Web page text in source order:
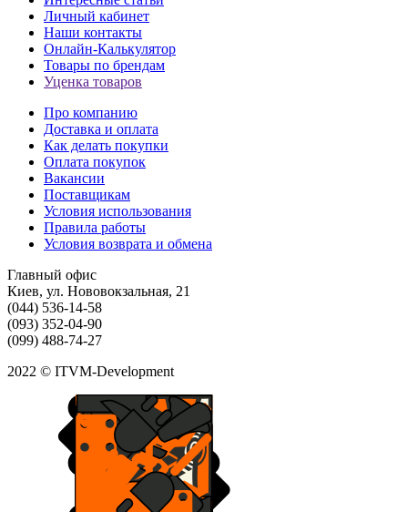
Личный кабинет
Наши контакты
Онлайн-Калькулятор
Товары по брендам
Уценка товаров
Про компанию
Доставка и оплата
Как делать покупки
Оплата покупок
Вакансии
Поставщикам
Условия использования
Правила работы
Условия возврата и обмена
Главный офис
Киев, ул. Нововокзальная, 21
(044) 536-14-58
(093) 352-04-90
(099) 488-74-27
2022 © ITVM-Development